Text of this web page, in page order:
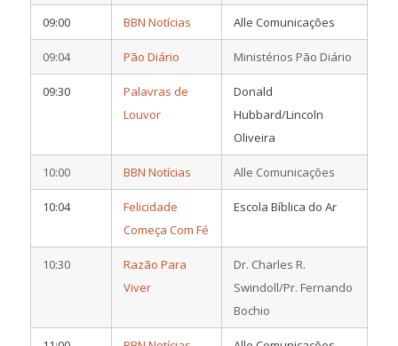
09:00 BBN Notícias Alle Comunicações
09:04 Pão Diário Ministérios Pão Diário
09:30
Palavras de
Louvor
Donald
Hubbard/Lincoln
Oliveira
10:00 BBN Notícias Alle Comunicações
10:04
Felicidade
Começa Com Fé
Escola Bíblica do Ar
10:30
Razão Para
Viver
Dr. Charles R.
Swindoll/Pr. Fernando
Bochio